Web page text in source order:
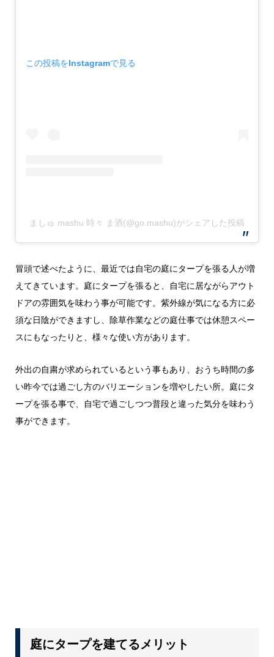
この投稿をInstagramで見る
ましゅ mashu 時々 ま酒(@go.mashu)がシェアした投稿
冒頭で述べたように、最近では自宅の庭にタープを張る人が増
えてきています。庭にタープを張ると、自宅に居ながらアウト
ドアの雰囲気を味わう事が可能です。紫外線が気になる方に必
須な日陰ができますし、除草作業などの庭仕事では休憩スペー
スにもなったりと、様々な使い方があります。
外出の自粛が求められているという事もあり、おうち時間の多
い昨今では過ごし方のバリエーションを増やしたい所。庭にタ
ープを張る事で、自宅で過ごしつつ普段と違った気分を味わう
事ができます。
庭にタープを建てるメリット